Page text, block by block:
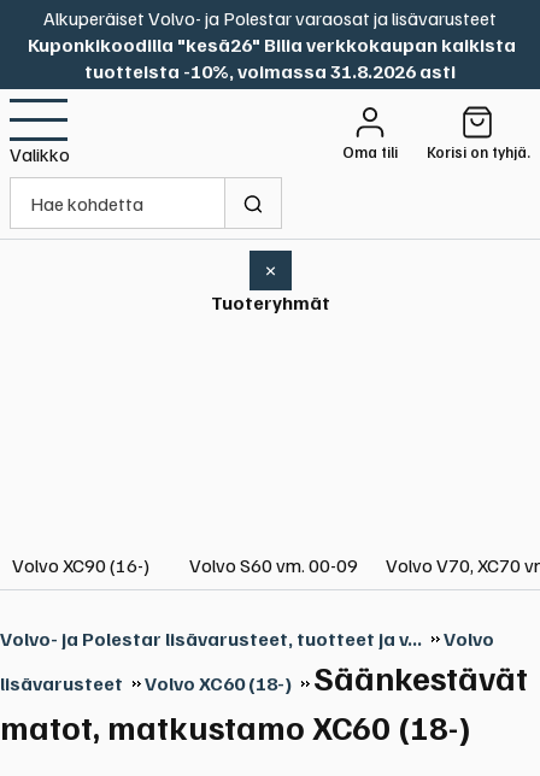
Alkuperäiset Volvo- ja Polestar varaosat ja lisävarusteet
Kuponkikoodilla "kesä26" Bilia verkkokaupan kaikista
tuotteista -10%, voimassa 31.8.2026 asti
Valikko Oma tili Korisi on tyhjä.
×
Tuoteryhmät
Volvo XC90 (16-) Volvo S60 vm. 00-09 Volvo V70, XC70
Volvo- ja Polestar lisävarusteet, tuotteet ja v...
Volvo
lisävarusteet
Volvo XC60 (18-)
Säänkestävät
matot, matkustamo XC60 (18-)